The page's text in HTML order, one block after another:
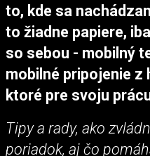
to, kde sa
to žiadne papiere,
so sebou - mobilný
mobilné pripojenie z
ktoré pre svoju
Tipy a rady, ako
poriadok, aj čo